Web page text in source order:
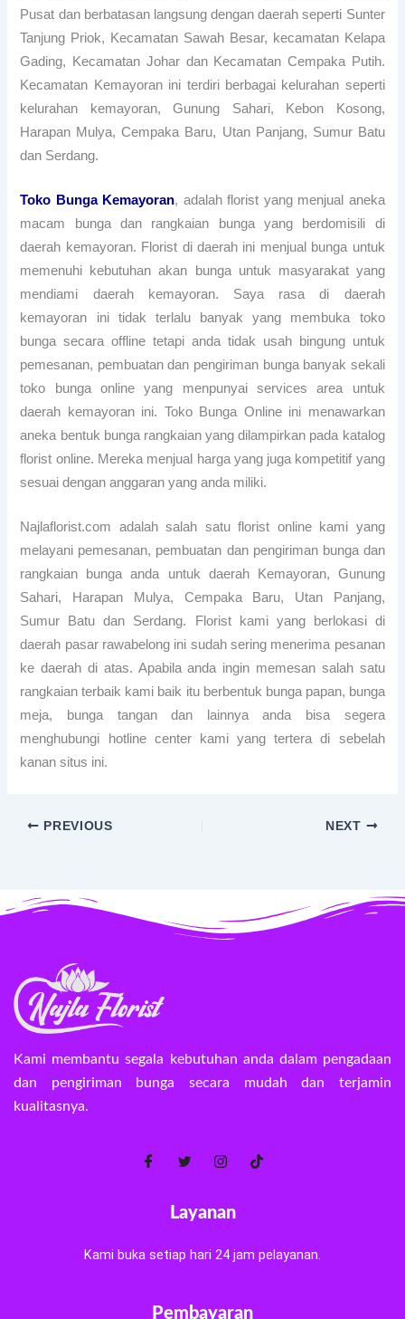
Pusat dan berbatasan langsung dengan daerah seperti Sunter
Tanjung Priok, Kecamatan Sawah Besar, kecamatan Kelapa
Gading, Kecamatan Johar dan Kecamatan Cempaka Putih.
Kecamatan Kemayoran ini terdiri berbagai kelurahan seperti
kelurahan kemayoran, Gunung Sahari, Kebon Kosong,
Harapan Mulya, Cempaka Baru, Utan Panjang, Sumur Batu
dan Serdang.
Toko Bunga Kemayoran, adalah florist yang menjual aneka
macam bunga dan rangkaian bunga yang berdomisili di
daerah kemayoran. Florist di daerah ini menjual bunga untuk
memenuhi kebutuhan akan bunga untuk masyarakat yang
mendiami daerah kemayoran. Saya rasa di daerah
kemayoran ini tidak terlalu banyak yang membuka toko
bunga secara offline tetapi anda tidak usah bingung untuk
pemesanan, pembuatan dan pengiriman bunga banyak sekali
toko bunga online yang menpunyai services area untuk
daerah kemayoran ini. Toko Bunga Online ini menawarkan
aneka bentuk bunga rangkaian yang dilampirkan pada katalog
florist online. Mereka menjual harga yang juga kompetitif yang
sesuai dengan anggaran yang anda miliki.
Najlaflorist.com adalah salah satu florist online kami yang
melayani pemesanan, pembuatan dan pengiriman bunga dan
rangkaian bunga anda untuk daerah Kemayoran, Gunung
Sahari, Harapan Mulya, Cempaka Baru, Utan Panjang,
Sumur Batu dan Serdang. Florist kami yang berlokasi di
daerah pasar rawabelong ini sudah sering menerima pesanan
ke daerah di atas. Apabila anda ingin memesan salah satu
rangkaian terbaik kami baik itu berbentuk bunga papan, bunga
meja, bunga tangan dan lainnya anda bisa segera
menghubungi hotline center kami yang tertera di sebelah
kanan situs ini.
PREVIOUS NEXT
Kami membantu segala kebutuhan anda dalam pengadaan
dan pengiriman bunga secara mudah dan terjamin
kualitasnya.
Layanan
Kami buka setiap hari 24 jam pelayanan.
Pembayaran